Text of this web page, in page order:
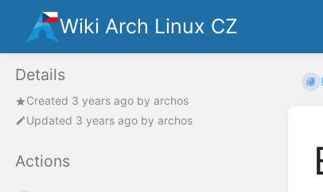
Wiki Arch Linux CZ
Details
Created 3 years ago by archos
Updated 3 years ago by archos
Actions